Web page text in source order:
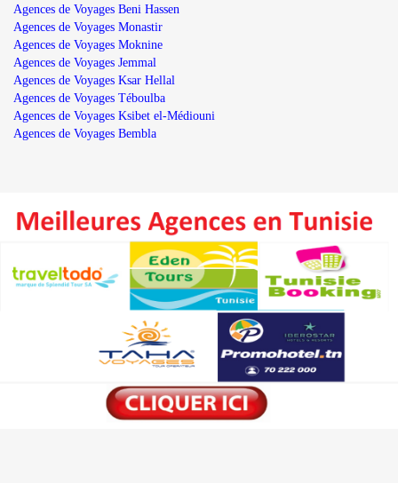
Agences de Voyages Beni Hassen
Agences de Voyages Monastir
Agences de Voyages Moknine
Agences de Voyages Jemmal
Agences de Voyages Ksar Hellal
Agences de Voyages Téboulba
Agences de Voyages Ksibet el-Médiouni
Agences de Voyages Bembla